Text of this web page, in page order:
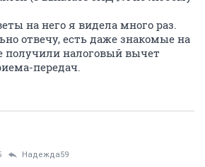
на него я видела много раз.
отвечу, есть даже знакомые на
налоговый вычет
передач.
Надежда59